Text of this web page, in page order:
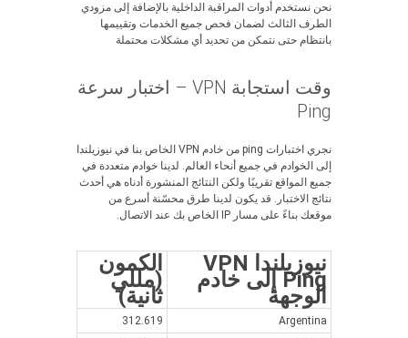
نحن نستخدم أدوات المراقبة الداخلية بالإضافة إلى مزودي
الطرف الثالث لضمان فحص جميع الخدمات وتقييمها
بانتظام حتى نتمكن من تحديد أي مشكلات محتملة
وقت استجابة VPN – اختبار سرعة
Ping
نجري اختبارات ping من خادم VPN الخاص بنا في نيوزيلندا
إلى الخوادم في جميع أنحاء العالم. لدينا خوادم متعددة في
جميع المواقع تقريبًا ولكن النتائج المنشورة أدناه هي أحدث
نتائج الاختبار. قد يكون لدينا طرق محسّنة أسرع من
موقعك بناءً على مسار IP الخاص بك عند الاتصال.
نيوزيلندا VPN
Ping إلى خادم
الوجهة
الكمون
(مللي
ثانية)
Argentina
312.619